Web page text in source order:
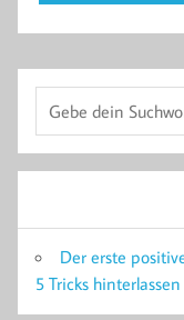
Der erste
5 Tricks